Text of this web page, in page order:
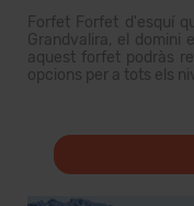
Forfet Forfet d'esquí
Grandvalira, el domini
aquest forfet podràs
opcions per a tots els